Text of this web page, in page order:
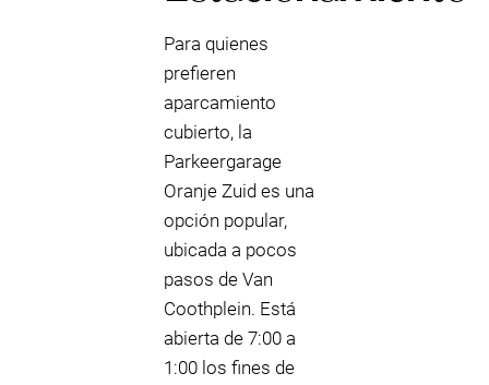
Para quienes
prefieren
aparcamiento
cubierto, la
Parkeergarage
Oranje Zuid es una
opción popular,
ubicada a pocos
pasos de Van
Coothplein. Está
abierta de 7:00 a
1:00 los fines de